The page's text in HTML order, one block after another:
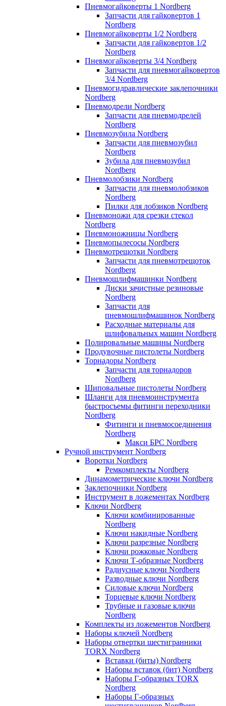
Пневмогайковерты 1 Nordberg
Запчасти для гайковертов 1
Nordberg
Пневмогайковерты 1/2 Nordberg
Запчасти для гайковертов 1/2
Nordberg
Пневмогайковерты 3/4 Nordberg
Запчасти для пневмогайковертов
3/4 Nordberg
Пневмогидравлические заклепочники
Nordberg
Пневмодрели Nordberg
Запчасти для пневмодрелей
Nordberg
Пневмозубила Nordberg
Запчасти для пневмозубил
Nordberg
Зубила для пневмозубил
Nordberg
Пневмолобзики Nordberg
Запчасти для пневмолобзиков
Nordberg
Пилки для лобзиков Nordberg
Пневмоножи для срезки стекол
Nordberg
Пневмоножницы Nordberg
Пневмопылесосы Nordberg
Пневмотрещотки Nordberg
Запчасти для пневмотрещоток
Nordberg
Пневмошлифмашинки Nordberg
Диски зачистные резиновые
Nordberg
Запчасти для
пневмошлифмашинок Nordberg
Расходные материалы для
шлифовальных машин Nordberg
Полировальные машины Nordberg
Продувочные пистолеты Nordberg
Торнадоры Nordberg
Запчасти для торнадоров
Nordberg
Шиповальные пистолеты Nordberg
Шланги для пневмоинструмента
быстросъемы фитинги переходники
Nordberg
Фитинги и пневмосоединения
Nordberg
Макси БРС Nordberg
Ручной инструмент Nordberg
Воротки Nordberg
Ремкомплекты Nordberg
Динамометрические ключи Nordberg
Заклепочники Nordberg
Инструмент в ложементах Nordberg
Ключи Nordberg
Ключи комбинированные
Nordberg
Ключи накидные Nordberg
Ключи разрезные Nordberg
Ключи рожковые Nordberg
Ключи Т-образные Nordberg
Радиусные ключи Nordberg
Разводные ключи Nordberg
Силовые ключи Nordberg
Торцевые ключи Nordberg
Трубные и газовые ключи
Nordberg
Комплекты из ложементов Nordberg
Наборы ключей Nordberg
Наборы отвертки шестигранники
TORX Nordberg
Вставки (биты) Nordberg
Наборы вставок (бит) Nordberg
Наборы Г-образных TORX
Nordberg
Наборы Г-образных